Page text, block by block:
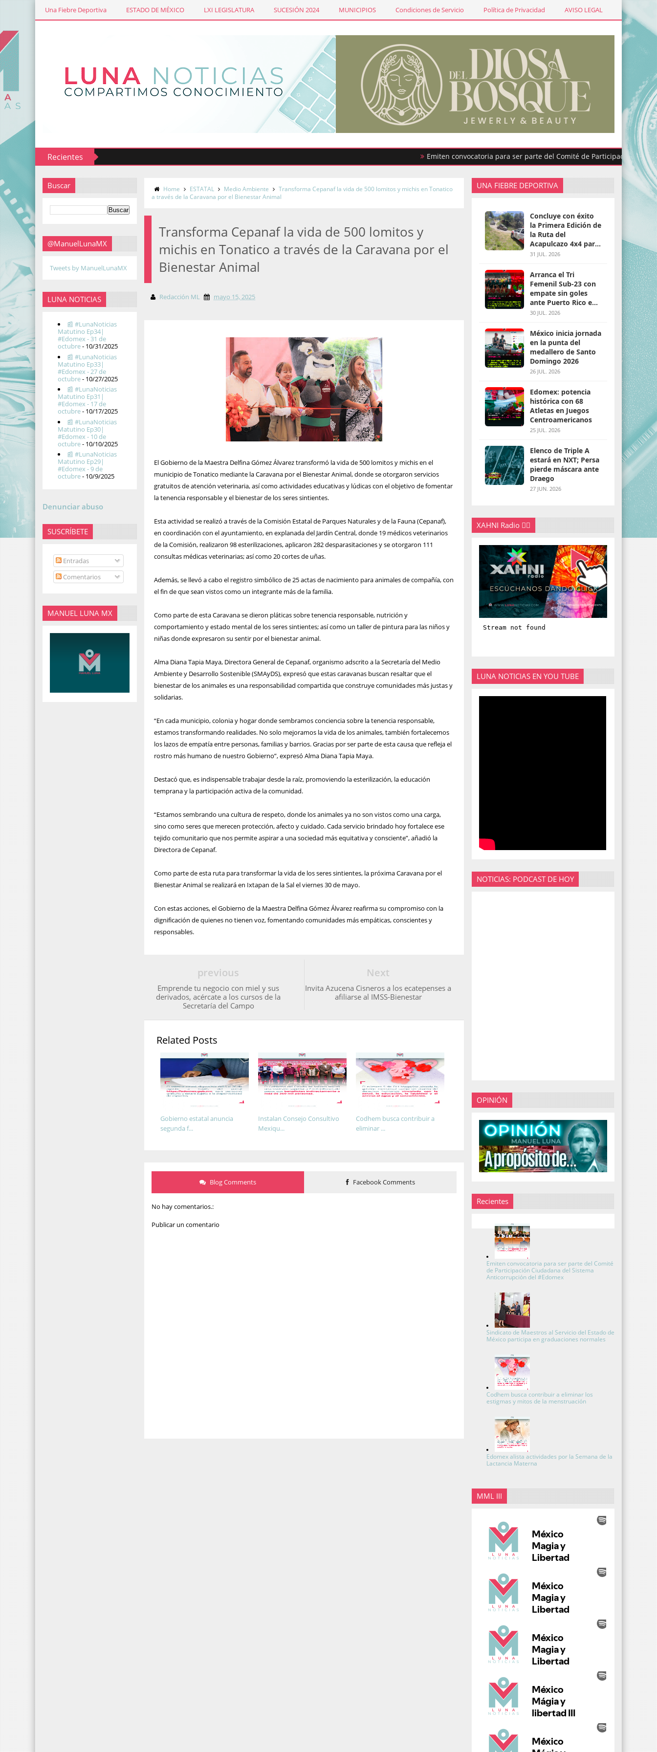
Una Fiebre Deportiva ESTADO DE MÉXICO LXI LEGISLATURA SUCESIÓN 2024 MUNICIPIOS Condiciones de Servicio Política de Privacidad AVISO LEGAL
Recientes
Emiten convocatoria para ser parte del Comité de Participación Ciudadana
gusano barrenador
Buscar
@ManuelLunaMX
Tweets by ManuelLunaMX
LUNA NOTICIAS
📰 #LunaNoticias
Matutino Ep34|
#Edomex - 31 de
octubre- 10/31/2025
📰 #LunaNoticias
Matutino Ep33|
#Edomex - 27 de
octubre- 10/27/2025
📰 #LunaNoticias
Matutino Ep31|
#Edomex - 17 de
octubre- 10/17/2025
📰 #LunaNoticias
Matutino Ep30|
#Edomex - 10 de
octubre- 10/10/2025
📰 #LunaNoticias
Matutino Ep29|
#Edomex - 9 de
octubre- 10/9/2025
Denunciar abuso
SUSCRÍBETE
Entradas
Comentarios
MANUEL LUNA MX
Home ESTATAL Medio Ambiente
Transforma Cepanaf la vida de 500 lomitos y michis en Tonatico
a través de la Caravana por el Bienestar Animal
Transforma Cepanaf la vida de 500 lomitos y
michis en Tonatico a través de la Caravana por el
Bienestar Animal
Redacción ML mayo 15, 2025
El Gobierno de la Maestra Delfina Gómez Álvarez transformó la vida de 500 lomitos y michis en el
municipio de Tonatico mediante la Caravana por el Bienestar Animal, donde se otorgaron servicios
gratuitos de atención veterinaria, así como actividades educativas y lúdicas con el objetivo de fomentar
la tenencia responsable y el bienestar de los seres sintientes.
Esta actividad se realizó a través de la Comisión Estatal de Parques Naturales y de la Fauna (Cepanaf),
en coordinación con el ayuntamiento, en explanada del Jardín Central, donde 19 médicos veterinarios
de la Comisión, realizaron 98 esterilizaciones, aplicaron 282 desparasitaciones y se otorgaron 111
consultas médicas veterinarias; así como 20 cortes de uñas.
Además, se llevó a cabo el registro simbólico de 25 actas de nacimiento para animales de compañía, con
el fin de que sean vistos como un integrante más de la familia.
Como parte de esta Caravana se dieron pláticas sobre tenencia responsable, nutrición y
comportamiento y estado mental de los seres sintientes; así como un taller de pintura para las niños y
niñas donde expresaron su sentir por el bienestar animal.
Alma Diana Tapia Maya, Directora General de Cepanaf, organismo adscrito a la Secretaría del Medio
Ambiente y Desarrollo Sostenible (SMAyDS), expresó que estas caravanas buscan resaltar que el
bienestar de los animales es una responsabilidad compartida que construye comunidades más justas y
solidarias.
“En cada municipio, colonia y hogar donde sembramos conciencia sobre la tenencia responsable,
estamos transformando realidades. No solo mejoramos la vida de los animales, también fortalecemos
los lazos de empatía entre personas, familias y barrios. Gracias por ser parte de esta causa que refleja el
rostro más humano de nuestro Gobierno”, expresó Alma Diana Tapia Maya.
Destacó que, es indispensable trabajar desde la raíz, promoviendo la esterilización, la educación
temprana y la participación activa de la comunidad.
“Estamos sembrando una cultura de respeto, donde los animales ya no son vistos como una carga,
sino como seres que merecen protección, afecto y cuidado. Cada servicio brindado hoy fortalece ese
tejido comunitario que nos permite aspirar a una sociedad más equitativa y consciente”, añadió la
Directora de Cepanaf.
Como parte de esta ruta para transformar la vida de los seres sintientes, la próxima Caravana por el
Bienestar Animal se realizará en Ixtapan de la Sal el viernes 30 de mayo.
Con estas acciones, el Gobierno de la Maestra Delfina Gómez Álvarez reafirma su compromiso con la
dignificación de quienes no tienen voz, fomentando comunidades más empáticas, conscientes y
responsables.
Next
Invita Azucena Cisneros a los ecatepenses a
afiliarse al IMSS-Bienestar
previous
Emprende tu negocio con miel y sus
derivados, acércate a los cursos de la
Secretaría del Campo
Related Posts
Codhem busca contribuir a
eliminar ...
Instalan Consejo Consultivo
Mexiqu...
Gobierno estatal anuncia
segunda f...
Blog Comments Facebook Comments
No hay comentarios.:
Publicar un comentario
UNA FIEBRE DEPORTIVA
Concluye con éxito
la Primera Edición de
la Ruta del
Acapulcazo 4x4 para
parejas
31 JUL. 2026
Arranca el Tri
Femenil Sub-23 con
empate sin goles
ante Puerto Rico en
Santo Domingo 2026
30 JUL. 2026
México inicia jornada
en la punta del
medallero de Santo
Domingo 2026
26 JUL. 2026
Edomex: potencia
histórica con 68
Atletas en Juegos
Centroamericanos
25 JUL. 2026
Elenco de Triple A
estará en NXT; Persa
pierde máscara ante
Draego
27 JUN. 2026
XAHNI Radio 👇🏽
LUNA NOTICIAS EN YOU TUBE
NOTICIAS: PODCAST DE HOY
OPINIÓN
Recientes
Emiten convocatoria para ser parte del Comité
de Participación Ciudadana del Sistema
Anticorrupción del #Edomex
Sindicato de Maestros al Servicio del Estado de
México participa en graduaciones normales
Codhem busca contribuir a eliminar los
estigmas y mitos de la menstruación
Edomex alista actividades por la Semana de la
Lactancia Materna
MML III